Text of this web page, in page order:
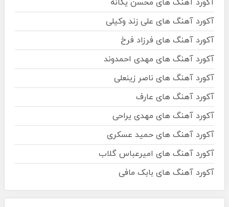
آکورد آهنگ های محسن یگانه
آکورد آهنگ های علی زند وکیلی
آکورد آهنگ های فرزاد فرخ
آکورد آهنگ های مهدی احمدوند
آکورد آهنگ های ناصر زینعلی
آکورد آهنگ های عارف
آکورد آهنگ های مهدی یراحی
آکورد آهنگ های حمید عسکری
آکورد آهنگ های امیرعباس گلاب
آکورد آهنگ های بابک مافی